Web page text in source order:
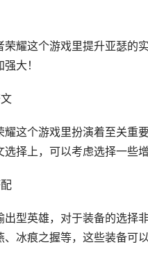
荣耀这个游戏里提升亚瑟的
大！
这个游戏里扮演着至关重
择上，可以考虑选择一些
出型英雄，对于装备的选择
冰痕之握等，这些装备可